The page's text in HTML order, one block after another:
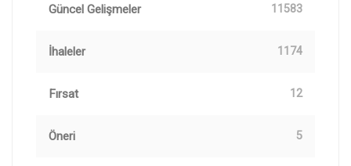
Güncel Gelişmeler 11583
İhaleler 1174
Fırsat 12
Öneri 5